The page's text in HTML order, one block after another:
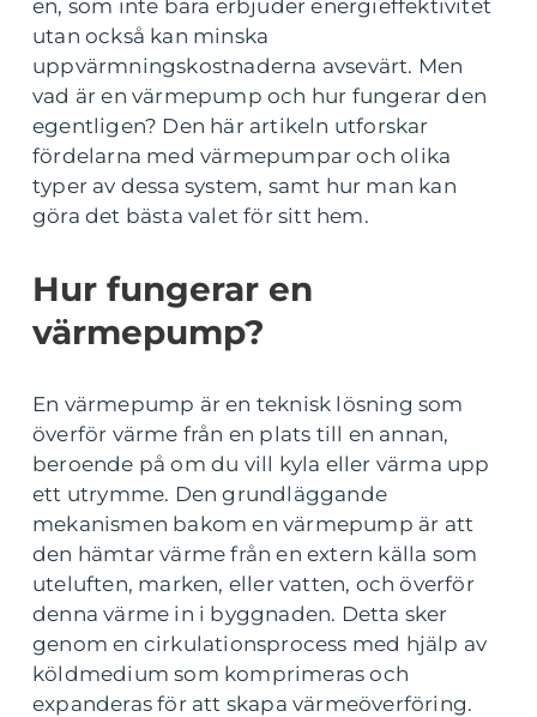
en, som inte bara erbjuder energieffektivitet
utan också kan minska
uppvärmningskostnaderna avsevärt. Men
vad är en värmepump och hur fungerar den
egentligen? Den här artikeln utforskar
fördelarna med värmepumpar och olika
typer av dessa system, samt hur man kan
göra det bästa valet för sitt hem.
Hur fungerar en
värmepump?
En värmepump är en teknisk lösning som
överför värme från en plats till en annan,
beroende på om du vill kyla eller värma upp
ett utrymme. Den grundläggande
mekanismen bakom en värmepump är att
den hämtar värme från en extern källa som
uteluften, marken, eller vatten, och överför
denna värme in i byggnaden. Detta sker
genom en cirkulationsprocess med hjälp av
köldmedium som komprimeras och
expanderas för att skapa värmeöverföring.